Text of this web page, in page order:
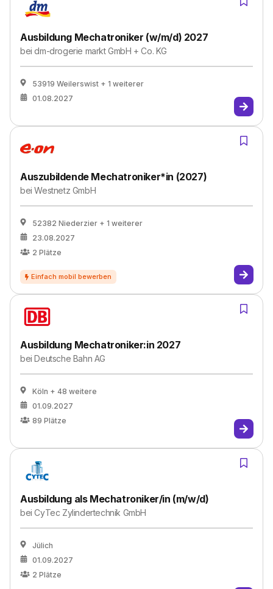
Ausbildung Mechatroniker (w/m/d) 2027
beidm-drogerie markt GmbH + Co. KG
53919 Weilerswist + 1 weiterer
01.08.2027
Auszubildende Mechatroniker*in (2027)
beiWestnetz GmbH
52382 Niederzier + 1 weiterer
23.08.2027
2 Plätze
Ausbildung Mechatroniker:in 2027
beiDeutsche Bahn AG
Köln + 48 weitere
01.09.2027
89 Plätze
Ausbildung als Mechatroniker/in (m/w/d)
beiCyTec Zylindertechnik GmbH
Jülich
01.09.2027
2 Plätze